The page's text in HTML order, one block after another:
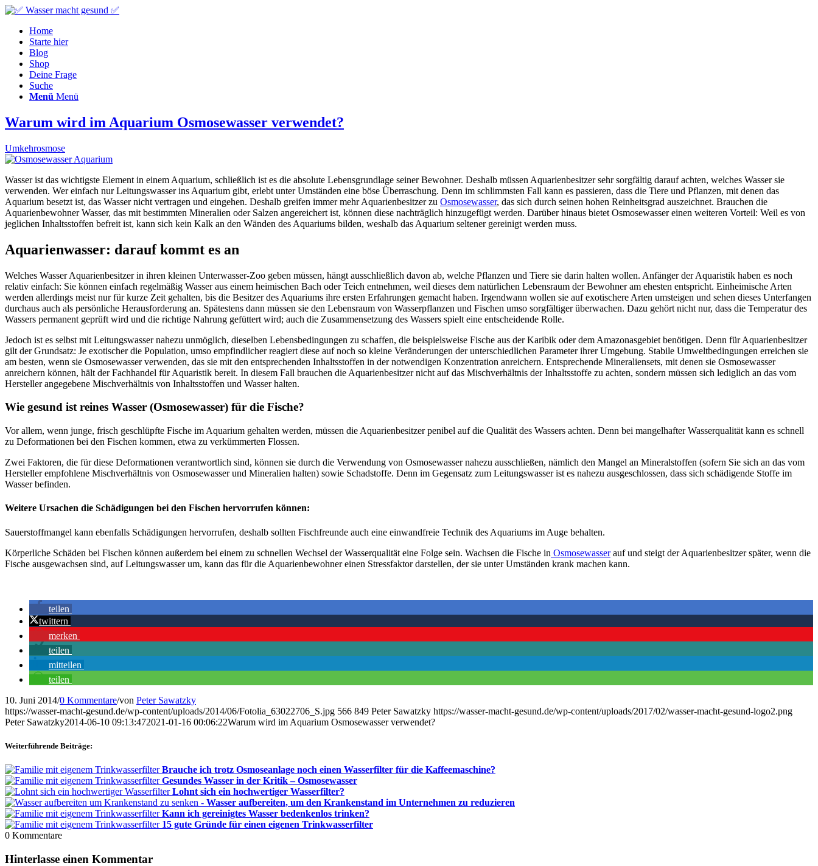
Home
Starte hier
Blog
Shop
Deine Frage
Suche
Menü Menü
Warum wird im Aquarium Osmosewasser verwendet?
Umkehrosmose
Wasser ist das wichtigste Element in einem Aquarium, schließlich ist es die absolute Lebensgrundlage seiner Bewohner. Deshalb müssen Aquarienbesitzer sehr sorgfältig darauf achten, welches Wasser sie
verwenden. Wer einfach nur Leitungswasser ins Aquarium gibt, erlebt unter Umständen eine böse Überraschung. Denn im schlimmsten Fall kann es passieren, dass die Tiere und Pflanzen, mit denen das
Aquarium besetzt ist, das Wasser nicht vertragen und eingehen. Deshalb greifen immer mehr Aquarienbesitzer zu Osmosewasser, das sich durch seinen hohen Reinheitsgrad auszeichnet. Brauchen die
Aquarienbewohner Wasser, das mit bestimmten Mineralien oder Salzen angereichert ist, können diese nachträglich hinzugefügt werden. Darüber hinaus bietet Osmosewasser einen weiteren Vorteil: Weil es von
jeglichen Inhaltsstoffen befreit ist, kann sich kein Kalk an den Wänden des Aquariums bilden, weshalb das Aquarium seltener gereinigt werden muss.
Aquarienwasser: darauf kommt es an
Welches Wasser Aquarienbesitzer in ihren kleinen Unterwasser-Zoo geben müssen, hängt ausschließlich davon ab, welche Pflanzen und Tiere sie darin halten wollen. Anfänger der Aquaristik haben es noch
relativ einfach: Sie können einfach regelmäßig Wasser aus einem heimischen Bach oder Teich entnehmen, weil dieses dem natürlichen Lebensraum der Bewohner am ehesten entspricht. Einheimische Arten
werden allerdings meist nur für kurze Zeit gehalten, bis die Besitzer des Aquariums ihre ersten Erfahrungen gemacht haben. Irgendwann wollen sie auf exotischere Arten umsteigen und sehen dieses Unterfangen
durchaus auch als persönliche Herausforderung an. Spätestens dann müssen sie den Lebensraum von Wasserpflanzen und Fischen umso sorgfältiger überwachen. Dazu gehört nicht nur, dass die Temperatur des
Wassers permanent geprüft wird und die richtige Nahrung gefüttert wird; auch die Zusammensetzung des Wassers spielt eine entscheidende Rolle.
Jedoch ist es selbst mit Leitungswasser nahezu unmöglich, dieselben Lebensbedingungen zu schaffen, die beispielsweise Fische aus der Karibik oder dem Amazonasgebiet benötigen. Denn für Aquarienbesitzer
gilt der Grundsatz: Je exotischer die Population, umso empfindlicher reagiert diese auf noch so kleine Veränderungen der unterschiedlichen Parameter ihrer Umgebung. Stabile Umweltbedingungen erreichen sie
am besten, wenn sie Osmosewasser verwenden, das sie mit den entsprechenden Inhaltsstoffen in der notwendigen Konzentration anreichern. Entsprechende Mineraliensets, mit denen sie Osmosewasser
anreichern können, hält der Fachhandel für Aquaristik bereit. In diesem Fall brauchen die Aquarienbesitzer nicht auf das Mischverhältnis der Inhaltsstoffe zu achten, sondern müssen sich lediglich an das vom
Hersteller angegebene Mischverhältnis von Inhaltsstoffen und Wasser halten.
Wie gesund ist reines Wasser (Osmosewasser) für die Fische?
Vor allem, wenn junge, frisch geschlüpfte Fische im Aquarium gehalten werden, müssen die Aquarienbesitzer penibel auf die Qualität des Wassers achten. Denn bei mangelhafter Wasserqualität kann es schnell
zu Deformationen bei den Fischen kommen, etwa zu verkümmerten Flossen.
Zwei Faktoren, die für diese Deformationen verantwortlich sind, können sie durch die Verwendung von Osmosewasser nahezu ausschließen, nämlich den Mangel an Mineralstoffen (sofern Sie sich an das vom
Hersteller empfohlene Mischverhältnis von Osmosewasser und Mineralien halten) sowie Schadstoffe. Denn im Gegensatz zum Leitungswasser ist es nahezu ausgeschlossen, dass sich schädigende Stoffe im
Wasser befinden.
Weitere Ursachen die Schädigungen bei den Fischen hervorrufen können:
Sauerstoffmangel kann ebenfalls Schädigungen hervorrufen, deshalb sollten Fischfreunde auch eine einwandfreie Technik des Aquariums im Auge behalten.
Körperliche Schäden bei Fischen können außerdem bei einem zu schnellen Wechsel der Wasserqualität eine Folge sein. Wachsen die Fische in Osmosewasserauf und steigt der Aquarienbesitzer später, wenn die
Fische ausgewachsen sind, auf Leitungswasser um, kann das für die Aquarienbewohner einen Stressfaktor darstellen, der sie unter Umständen krank machen kann.
teilen
twittern
merken
teilen
mitteilen
teilen
10. Juni 2014/0 Kommentare/von Peter Sawatzky
https://wasser-macht-gesund.de/wp-content/uploads/2014/06/Fotolia_63022706_S.jpg 566 849 Peter Sawatzky https://wasser-macht-gesund.de/wp-content/uploads/2017/02/wasser-macht-gesund-logo2.png
Peter Sawatzky2014-06-10 09:13:472021-01-16 00:06:22Warum wird im Aquarium Osmosewasser verwendet?
Weiterführende Beiträge:
Brauche ich trotz Osmoseanlage noch einen Wasserfilter für die Kaffeemaschine?
Gesundes Wasser in der Kritik – Osmosewasser
Lohnt sich ein hochwertiger Wasserfilter?
Wasser aufbereiten, um den Krankenstand im Unternehmen zu reduzieren
Kann ich gereinigtes Wasser bedenkenlos trinken?
15 gute Gründe für einen eigenen Trinkwasserfilter
0 Kommentare
Hinterlasse einen Kommentar